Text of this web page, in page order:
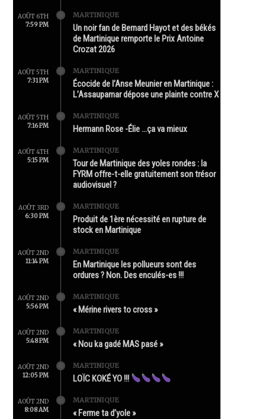
AOÛT 6TH
7:59 PM
MARTINIQUE
Un noir fan de Bernard Hayot et des békés
de Martinique remporte le Prix Antoine
Crozat 2026
AOÛT 5TH
7:31 PM
MARTINIQUE
Écocide de l’Anse Meunier en Martinique :
L’Assaupamar dépose une plainte contre X
AOÛT 5TH
7:16 PM
MARTINIQUE
Hermann Rose -Élie …ça va mieux
AOÛT 4TH
5:15 PM
MARTINIQUE
Tour de Martinique des yoles rondes : la
FYRM offre-t-elle gratuitement son trésor
audiovisuel ?
AOÛT 3RD
6:30 PM
MARTINIQUE
Produit de 1ère nécessité en rupture de
stock en Martinique
AOÛT 2ND
11:14 PM
MARTINIQUE
En Martinique les pollueurs sont des
ordures ? Non. Des enculés-es !!!
AOÛT 2ND
5:56 PM
MARTINIQUE
« Mérine rivers to cross »
AOÛT 2ND
5:48 PM
MARTINIQUE
« Nou ka gadé MAS pasé »
AOÛT 2ND
12:05 PM
MARTINIQUE
LOÏC KOKÉ YO !!!
AOÛT 2ND
8:08 AM
MARTINIQUE
« Ferme ta d’yole »